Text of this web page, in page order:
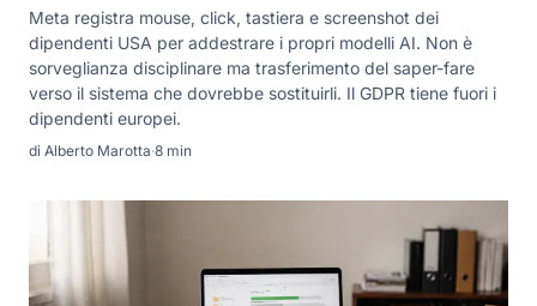
Meta registra mouse, click, tastiera e screenshot dei
dipendenti USA per addestrare i propri modelli AI. Non è
sorveglianza disciplinare ma trasferimento del saper-fare
verso il sistema che dovrebbe sostituirli. Il GDPR tiene fuori i
dipendenti europei.
di Alberto Marotta·8 min